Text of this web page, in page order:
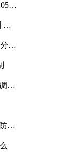
或
算
别
研
爆